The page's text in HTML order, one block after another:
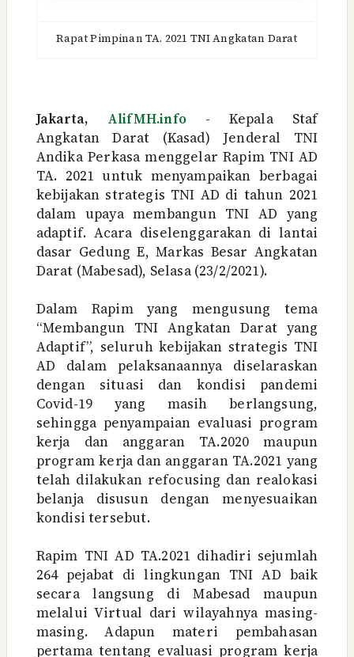
Rapat Pimpinan TA. 2021 TNI Angkatan Darat
Jakarta, AlifMH.info- Kepala Staf
Angkatan Darat (Kasad) Jenderal TNI
Andika Perkasa menggelar Rapim TNI AD
TA. 2021 untuk menyampaikan berbagai
kebijakan strategis TNI AD di tahun 2021
dalam upaya membangun TNI AD yang
adaptif. Acara diselenggarakan di lantai
dasar Gedung E, Markas Besar Angkatan
Darat (Mabesad), Selasa (23/2/2021).
Dalam Rapim yang mengusung tema
“Membangun TNI Angkatan Darat yang
Adaptif”, seluruh kebijakan strategis TNI
AD dalam pelaksanaannya diselaraskan
dengan situasi dan kondisi pandemi
Covid-19 yang masih berlangsung,
sehingga penyampaian evaluasi program
kerja dan anggaran TA.2020 maupun
program kerja dan anggaran TA.2021 yang
telah dilakukan refocusing dan realokasi
belanja disusun dengan menyesuaikan
kondisi tersebut.
Rapim TNI AD TA.2021 dihadiri sejumlah
264 pejabat di lingkungan TNI AD baik
secara langsung di Mabesad maupun
melalui Virtual dari wilayahnya masing-
masing. Adapun materi pembahasan
pertama tentang evaluasi program kerja